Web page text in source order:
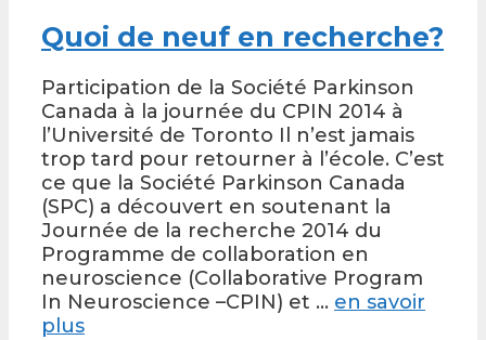
Quoi de neuf en recherche?
Participation de la Société Parkinson
Canada à la journée du CPIN 2014 à
l’Université de Toronto Il n’est jamais
trop tard pour retourner à l’école. C’est
ce que la Société Parkinson Canada
(SPC) a découvert en soutenant la
Journée de la recherche 2014 du
Programme de collaboration en
neuroscience (Collaborative Program
In Neuroscience –CPIN) et … en savoir
plus